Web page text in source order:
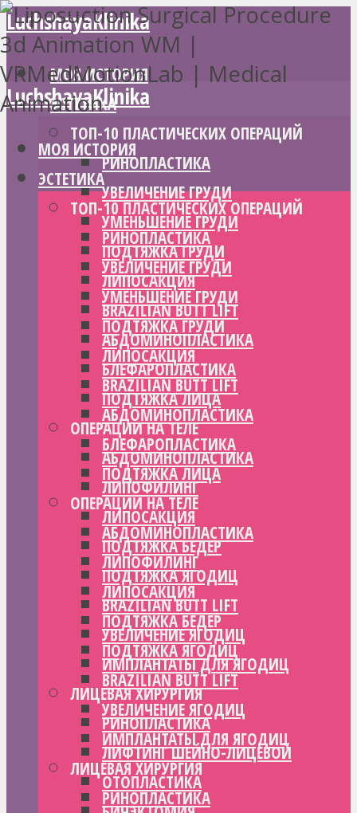
LuchshayaKlinika
МОЯ ИСТОРИЯ
ЭСТЕТИКА
ТОП-10 ПЛАСТИЧЕСКИХ ОПЕРАЦИЙ
РИНОПЛАСТИКА
УВЕЛИЧЕНИЕ ГРУДИ
УМЕНЬШЕНИЕ ГРУДИ
ПОДТЯЖКА ГРУДИ
ЛИПОСАКЦИЯ
BRAZILIAN BUTT LIFT
АБДОМИНОПЛАСТИКА
БЛЕФАРОПЛАСТИКА
ПОДТЯЖКА ЛИЦА
ОПЕРАЦИИ НА ТЕЛЕ
АБДОМИНОПЛАСТИКА
ЛИПОФИЛИНГ
ЛИПОСАКЦИЯ
ПОДТЯЖКА БЕДЕР
ПОДТЯЖКА ЯГОДИЦ
BRAZILIAN BUTT LIFT
УВЕЛИЧЕНИЕ ЯГОДИЦ
ИМПЛАНТАТЫ ДЛЯ ЯГОДИЦ
ЛИЦЕВАЯ ХИРУРГИЯ
РИНОПЛАСТИКА
ЛИФТИНГ ШЕЙНО-ЛИЦЕВОЙ
ОТОПЛАСТИКА
LuchshayaKlinika
МОЯ ИСТОРИЯ
ЭСТЕТИКА
ТОП-10 ПЛАСТИЧЕСКИХ ОПЕРАЦИЙ
РИНОПЛАСТИКА
УВЕЛИЧЕНИЕ ГРУДИ
УМЕНЬШЕНИЕ ГРУДИ
ПОДТЯЖКА ГРУДИ
ЛИПОСАКЦИЯ
BRAZILIAN BUTT LIFT
АБДОМИНОПЛАСТИКА
БЛЕФАРОПЛАСТИКА
ПОДТЯЖКА ЛИЦА
ОПЕРАЦИИ НА ТЕЛЕ
АБДОМИНОПЛАСТИКА
ЛИПОФИЛИНГ
ЛИПОСАКЦИЯ
ПОДТЯЖКА БЕДЕР
ПОДТЯЖКА ЯГОДИЦ
BRAZILIAN BUTT LIFT
УВЕЛИЧЕНИЕ ЯГОДИЦ
ИМПЛАНТАТЫ ДЛЯ ЯГОДИЦ
ЛИЦЕВАЯ ХИРУРГИЯ
РИНОПЛАСТИКА